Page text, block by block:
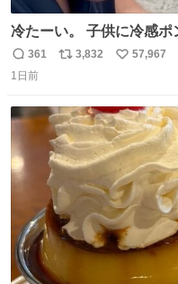
冷たーい。 子供に冷感
ぎで喜んでくれました。
た山口県の恩師に感謝。
返
信
361
リ
ト
数
3,832
い
数
57,967
1日前